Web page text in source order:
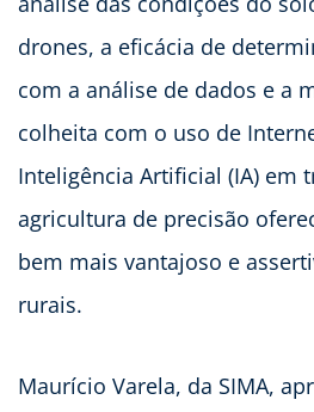
drones, a eficácia de
com a análise de dados e a
colheita com o uso de
Inteligência Artificial (IA) em
agricultura de precisão
bem mais vantajoso e
rurais.
Maurício Varela, da SIMA,